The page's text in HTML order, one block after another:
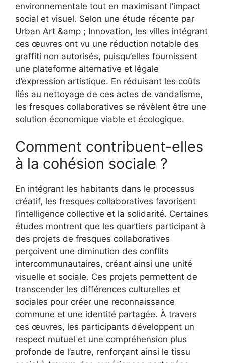
environnementale tout en maximisant l’impact
social et visuel. Selon une étude récente par
Urban Art &amp ; Innovation, les villes intégrant
ces œuvres ont vu une réduction notable des
graffiti non autorisés, puisqu’elles fournissent
une plateforme alternative et légale
d’expression artistique. En réduisant les coûts
liés au nettoyage de ces actes de vandalisme,
les fresques collaboratives se révèlent être une
solution économique viable et écologique.
Comment contribuent-elles
à la cohésion sociale ?
En intégrant les habitants dans le processus
créatif, les fresques collaboratives favorisent
l’intelligence collective et la solidarité. Certaines
études montrent que les quartiers participant à
des projets de fresques collaboratives
perçoivent une diminution des conflits
intercommunautaires, créant ainsi une unité
visuelle et sociale. Ces projets permettent de
transcender les différences culturelles et
sociales pour créer une reconnaissance
commune et une identité partagée. À travers
ces œuvres, les participants développent un
respect mutuel et une compréhension plus
profonde de l’autre, renforçant ainsi le tissu